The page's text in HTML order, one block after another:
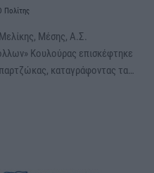
Πολίτης
Μέσης, Α.Σ.
Κουλούρας επισκέφτηκε
καταγράφοντας τα…